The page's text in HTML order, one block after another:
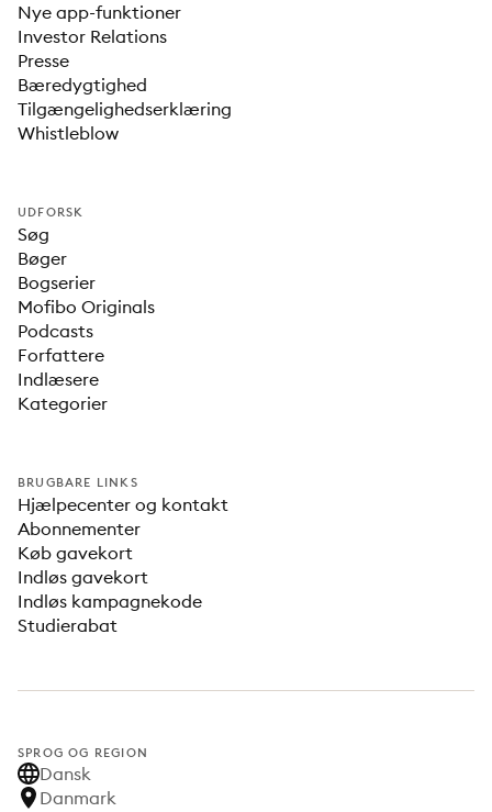
Nye app-funktioner
Investor Relations
Presse
Bæredygtighed
Tilgængelighedserklæring
Whistleblow
UDFORSK
Søg
Bøger
Bogserier
Mofibo Originals
Podcasts
Forfattere
Indlæsere
Kategorier
BRUGBARE LINKS
Hjælpecenter og kontakt
Abonnementer
Køb gavekort
Indløs gavekort
Indløs kampagnekode
Studierabat
SPROG OG REGION
Dansk
Danmark